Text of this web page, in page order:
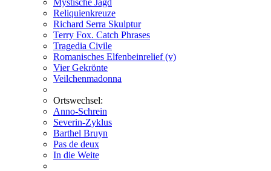
Mystische Jagd
Reliquienkreuze
Richard Serra Skulptur
Terry Fox. Catch Phrases
Tragedia Civile
Romanisches Elfenbeinrelief (v)
Vier Gekrönte
Veilchenmadonna
Ortswechsel:
Anno-Schrein
Severin-Zyklus
Barthel Bruyn
Pas de deux
In die Weite